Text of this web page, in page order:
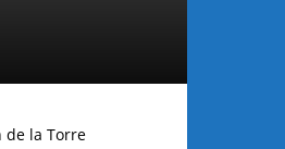
de la Torre